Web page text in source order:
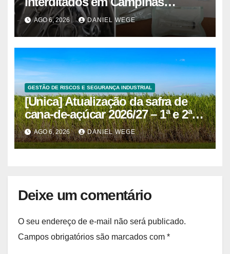
superam 2025
AGO 6, 2026 DANIEL WEGE
GESTÃO DE RISCOS E SEGURANÇA INDUSTRIAL
[Unica] Atualização da safra de
cana-de-açúcar 2026/27 – 1ª e 2ª
quinzenas de junho
AGO 6, 2026 DANIEL WEGE
Deixe um comentário
O seu endereço de e-mail não será publicado.
Campos obrigatórios são marcados com *